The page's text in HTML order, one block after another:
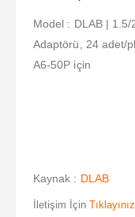
Model : DLAB |
Adaptörü, 24 adet/
A6-50P için
Kaynak : DLAB
İletişim İçin Tıklayınız